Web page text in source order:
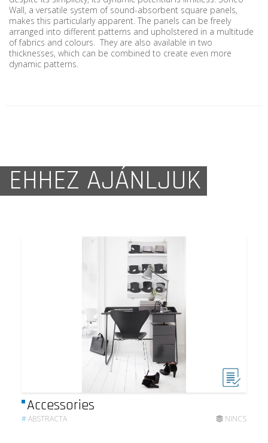
Wall, a versatile system of sound-absorbent square panels,
makes this particularly apparent. The panels can be freely
arranged into different patterns and upholstered in a multitude
of fabrics and colours. They are also available in two
thicknesses, which can be combined to create even more
dynamic patterns.
EHHEZ AJÁNLJUK
Accessories
#ABSTRACTA NINCS